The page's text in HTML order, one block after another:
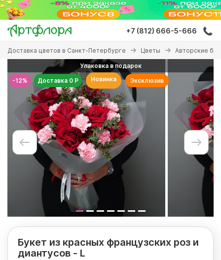
Перейти
основному
содержанию
+7 (812) 666-5-666
Вы
здесь
Доставка цветов в Санкт-Петербурге Цветы Авторские
-12%
Упаковка в подарок
Доставка 0 Р
Новинка Эксклюзив
Букет из красных французских роз и
диантусов - L